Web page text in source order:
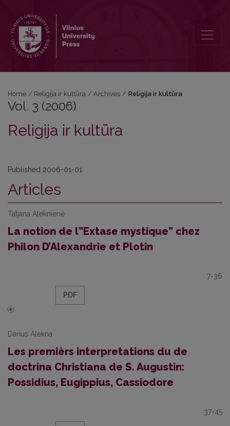
Home / Religija ir kultūra / Archives / Religija ir kultūra
Vol. 3 (2006)
Religija ir kultūra
Published 2006-01-01
Articles
Tatjana Aleknienė
La notion de l”Extase mystique” chez
Philon D’Alexandrie et Plotin
7-36
PDF
Darius Alekna
Les premièrs interpretations du de
doctrina Christiana de S. Augustin:
Possidius, Eugippius, Cassiodore
37-45